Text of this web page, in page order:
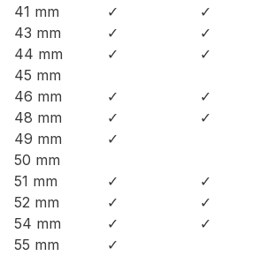
41 mm
✓
✓
43 mm
✓
✓
44 mm
✓ ✓
45 mm
46 mm
✓
✓
48 mm
✓
✓
49 mm
✓
50 mm
51 mm
✓ ✓
52 mm
✓
✓
54 mm
✓ ✓
55 mm
✓